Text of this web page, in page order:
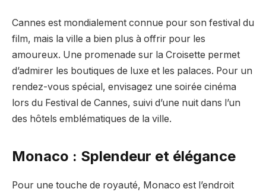
Cannes est mondialement connue pour son festival du
film, mais la ville a bien plus à offrir pour les
amoureux. Une promenade sur la Croisette permet
d’admirer les boutiques de luxe et les palaces. Pour un
rendez-vous spécial, envisagez une soirée cinéma
lors du Festival de Cannes, suivi d’une nuit dans l’un
des hôtels emblématiques de la ville.
Monaco : Splendeur et élégance
Pour une touche de royauté, Monaco est l’endroit